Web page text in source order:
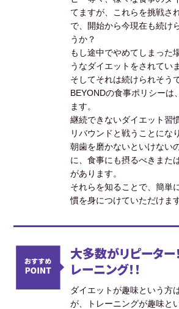
てますが、これらを挑戦さ
で、開始から今現在も続け
うか？
もし途中でやめてしまった
うなダイエットをされてい
そしてそれは続けられそう
BEYONDの食事ポリシーは
ます。
継続できないダイエット習
リバウンドと戦うことにな
朝歯を磨かないといけない
に、食事にも摂るべきまた
があります。
それらを知ることで、簡単
慣を身につけていただけます
大多数がリピーター
レーニング！！
ダイエットが趣味という方
が、トレーニングが趣味と